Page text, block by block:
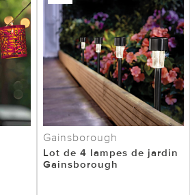
Gainsborough
Lot de 4 lampes de jardin
Gainsborough